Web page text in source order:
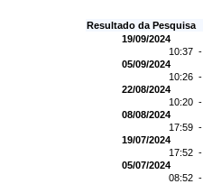
Resultado da Pesquisa
19/09/2024
10:37 -
05/09/2024
10:26 -
22/08/2024
10:20 -
08/08/2024
17:59 -
19/07/2024
17:52 -
05/07/2024
08:52 -